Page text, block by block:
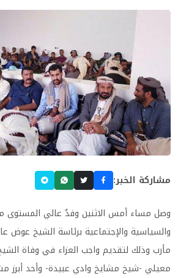
مشاركة الخبر:
وصل مساء أمس الاثنين وفدٌ عالي المستوى
والسياسية والإجتماعية برئاسة الشيخ عوض
مأرب وذلك لتقديم واجب العزاء في وفاة
معيلي -شيخ مشايخ وادي عبيدة- وأحد أبرز